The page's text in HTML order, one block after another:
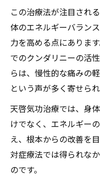
覚醒体験が仙
天啓気功治療
果
天啓気功治療を通
天啓気功治療
天啓気功治療
覚醒によるス
天啓気功治
変化とは
エネルギーワ
この治療法が注目され
体のエネルギーバラン
力を高める点にありま
でのクンダリニーの活
らは、慢性的な痛みの
という声が多く寄せられ
天啓気功治療では、身
けでなく、エネルギー
え、根本からの改善を
対症療法では得られな
のです。